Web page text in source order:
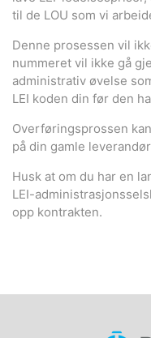
til de LOU som vi
Denne prosessen vil
nummeret vil ikke gå
administrativ øvelse
LEI koden din før den
Overføringsprossen
på din gamle
Husk at om du har en
LEI-
opp kontrakten.